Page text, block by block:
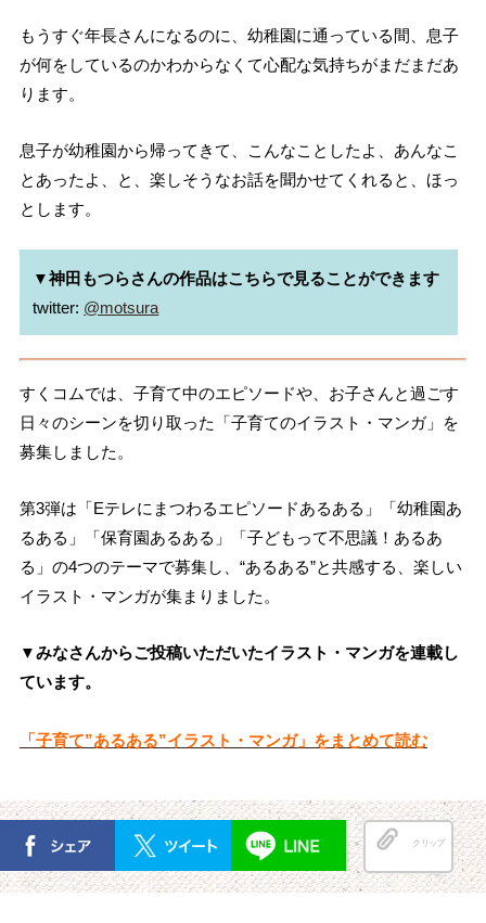
もうすぐ年長さんになるのに、幼稚園に通っている間、息子
が何をしているのかわからなくて心配な気持ちがまだまだあ
ります。
息子が幼稚園から帰ってきて、こんなことしたよ、あんなこ
とあったよ、と、楽しそうなお話を聞かせてくれると、ほっ
とします。
▼神田もつらさんの作品はこちらで見ることができます
twitter: @motsura
すくコムでは、子育て中のエピソードや、お子さんと過ごす
日々のシーンを切り取った「子育てのイラスト・マンガ」を
募集しました。
第3弾は「Eテレにまつわるエピソードあるある」「幼稚園あ
るある」「保育園あるある」「子どもって不思議！あるあ
る」の4つのテーマで募集し、“あるある”と共感する、楽しい
イラスト・マンガが集まりました。
▼みなさんからご投稿いただいたイラスト・マンガを連載し
ています。
「子育て”あるある”イラスト・マンガ」をまとめて読む
クリップ